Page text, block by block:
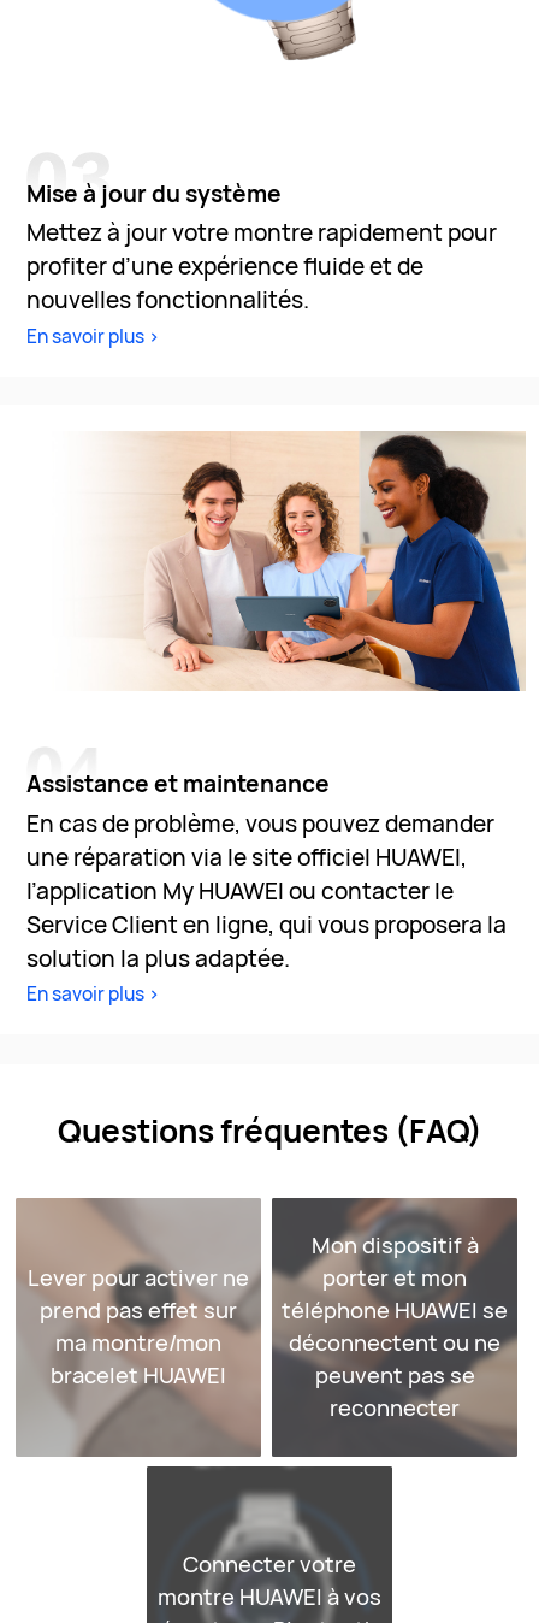
Mise à jour du système
Mettez à jour votre montre rapidement pour
profiter d’une expérience fluide et de
nouvelles fonctionnalités.
En savoir plus >
Assistance et maintenance
En cas de problème, vous pouvez demander
une réparation via le site officiel HUAWEI,
l’application My HUAWEI ou contacter le
Service Client en ligne, qui vous proposera la
solution la plus adaptée.
En savoir plus >
Questions fréquentes (FAQ)
Lever pour activer ne
prend pas effet sur
ma montre/mon
bracelet HUAWEI
Mon dispositif à
porter et mon
téléphone HUAWEI se
déconnectent ou ne
peuvent pas se
reconnecter
Connecter votre
montre HUAWEI à vos